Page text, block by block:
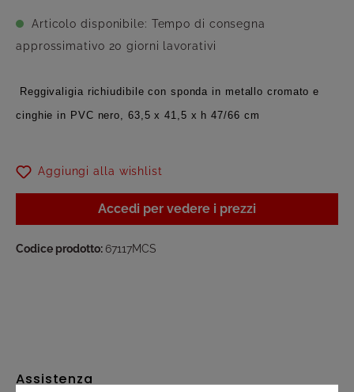
Articolo disponibile: Tempo di consegna
approssimativo 20 giorni lavorativi
Reggivaligia richiudibile con sponda in metallo cromato e
cinghie in PVC nero, 63,5 x 41,5 x h 47/66 cm
Aggiungi alla wishlist
Accedi per vedere i prezzi
Codice prodotto:67117MCS
Assistenza